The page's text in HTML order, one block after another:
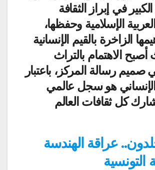
في إبراز الثقافة
الإسلامية وحفظها،
الزاخرة بالقيم الإنسانية
أصبح الاهتمام بالتراث
صميم رسالة المركز، باعتبار
الإنساني هو سجل عالمي
كل ثقافات العالم
عراقة الهندسة
التونسية